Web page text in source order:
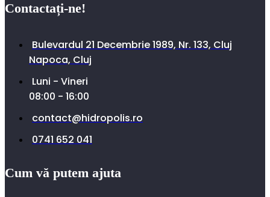
Contactați-ne!
Bulevardul 21 Decembrie 1989, Nr. 133, Cluj
Napoca, Cluj
Luni - Vineri
08:00 - 16:00
contact@hidropolis.ro
0741 652 041
Cum vă putem ajuta